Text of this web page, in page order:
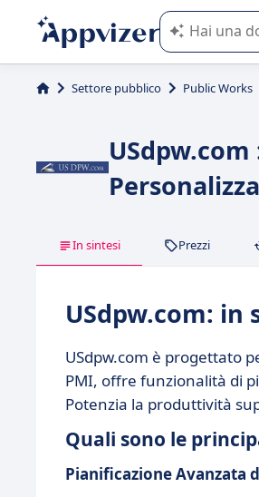
L'IA di
Settore pubblico Public Works
In sintesi Prezzi
USdpw.com: in
USdpw.com è progettato
PMI, offre funzionalità di
Potenzia la produttività
Quali sono le
Pianificazione Avanzata